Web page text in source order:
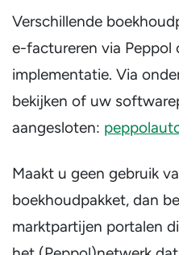
Verschillende
e-factureren via Peppol
implementatie. Via
bekijken of uw
aangesloten:
Maakt u geen gebruik
boekhoudpakket, dan
marktpartijen portalen